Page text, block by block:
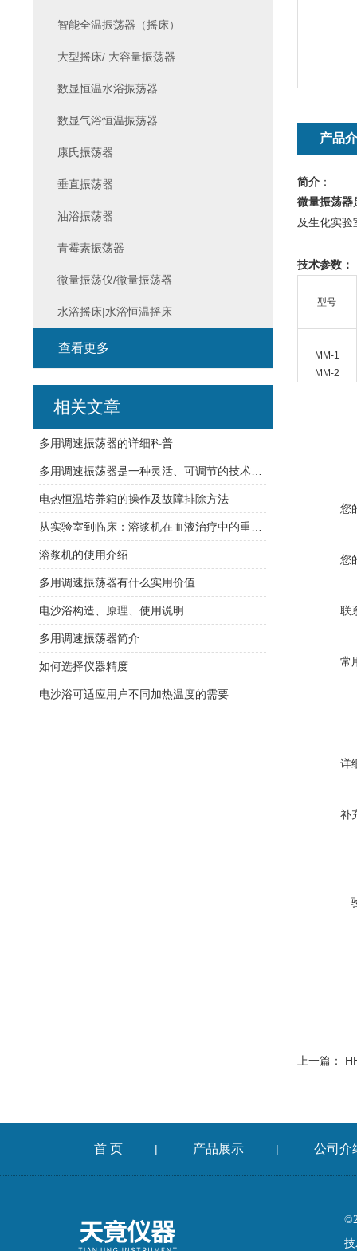
产品
简介：
微量振荡器
及生化实验
技术参数：
型号
MM-1
MM-2
您
您
联
常
详
补
上一篇：
智能全温振荡器（摇床）
大型摇床/ 大容量振荡器
数显恒温水浴振荡器
数显气浴恒温振荡器
康氏振荡器
垂直振荡器
油浴振荡器
青霉素振荡器
微量振荡仪/微量振荡器
水浴摇床|水浴恒温摇床
查看更多
相关文章
多用调速振荡器的详细科普
电热恒温培养箱的操作及故障排除方法
溶浆机的使用介绍
多用调速振荡器有什么实用价值
电沙浴构造、原理、使用说明
多用调速振荡器简介
如何选择仪器精度
电沙浴可适应用户不同加热温度的需要
首 页 | 产品展示 | 公司介